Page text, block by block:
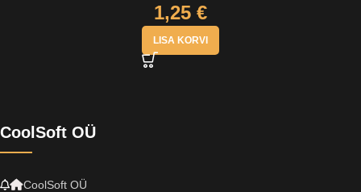
1,25 €
LISA KORVI
CoolSoft OÜ
CoolSoft OÜ